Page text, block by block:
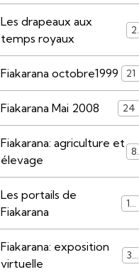
Les drapeaux aux
temps royaux
2
Fiakarana octobre1999 21
Fiakarana Mai 2008 24
Fiakarana: agriculture et
élevage
8
Les portails de
Fiakarana
10
Fiakarana: exposition
virtuelle
33